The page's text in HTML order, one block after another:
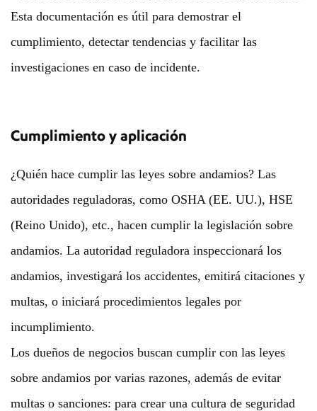
Esta documentación es útil para demostrar el
cumplimiento, detectar tendencias y facilitar las
investigaciones en caso de incidente.
Cumplimiento y aplicación
¿Quién hace cumplir las leyes sobre andamios? Las
autoridades reguladoras, como OSHA (EE. UU.), HSE
(Reino Unido), etc., hacen cumplir la legislación sobre
andamios. La autoridad reguladora inspeccionará los
andamios, investigará los accidentes, emitirá citaciones y
multas, o iniciará procedimientos legales por
incumplimiento.
Los dueños de negocios buscan cumplir con las leyes
sobre andamios por varias razones, además de evitar
multas o sanciones: para crear una cultura de seguridad